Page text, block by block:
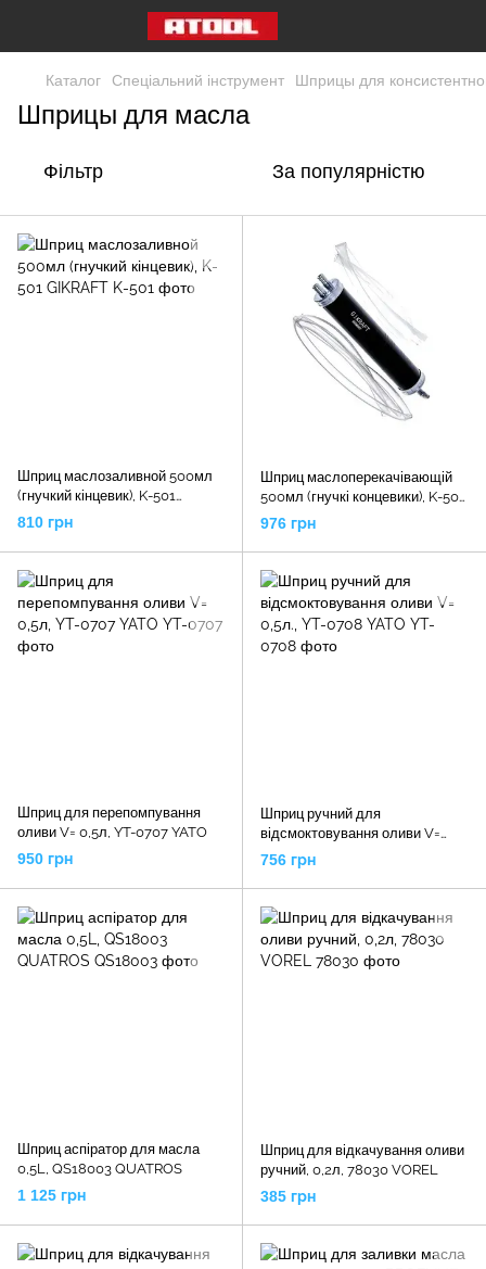
Каталог Спеціальний інструмент Шприцы для
Шприцы для масла
Фільтр За популярністю
Шприц маслозаливной 500мл
(гнучкий кінцевик), K-501
GIKRAFT
810 грн
Шприц маслоперекачівающій
500мл (гнучкі концевики), K-504
GIKRAFT
976 грн
Шприц для перепомпування
оливи V= 0,5л, YT-0707 YATO
950 грн
Шприц ручний для
відсмоктовування оливи V=
0,5л., YT-0708 YATO
756 грн
Шприц аспіратор для масла
0,5L, QS18003 QUATROS
1 125 грн
Шприц для відкачування оливи
ручний, 0,2л, 78030 VOREL
385 грн